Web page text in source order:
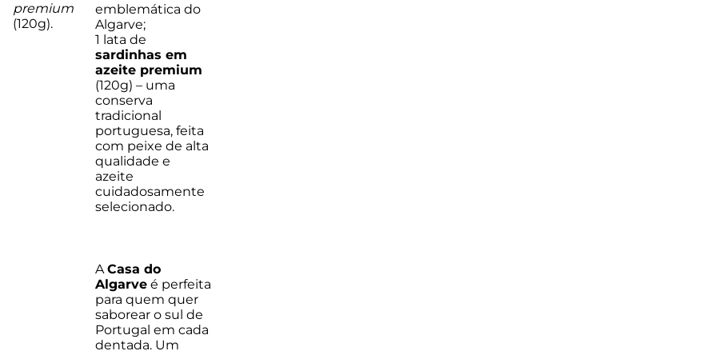
premium
(120g).
emblemática do
Algarve;
1 lata de
sardinhas em
azeite premium
(120g) – uma
conserva
tradicional
portuguesa, feita
com peixe de alta
qualidade e
azeite
cuidadosamente
selecionado.
A Casa do
Algarve é perfeita
para quem quer
saborear o sul de
Portugal em cada
dentada. Um